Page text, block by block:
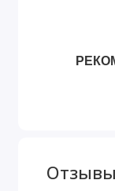
Отзывы